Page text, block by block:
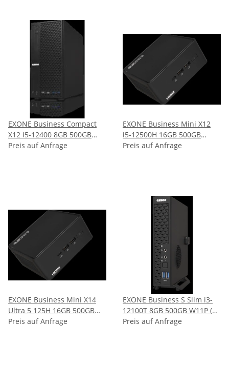
EXONE Business Compact
X12 i5-12400 8GB 500GB
W11P ( 142550 )
Preis auf Anfrage
EXONE Business Mini X12
i5-12500H 16GB 500GB
W11P ( 153212 )
Preis auf Anfrage
EXONE Business Mini X14
Ultra 5 125H 16GB 500GB
W11P ( 153604 )
Preis auf Anfrage
EXONE Business S Slim i3-
12100T 8GB 500GB W11P (
152400 )
Preis auf Anfrage